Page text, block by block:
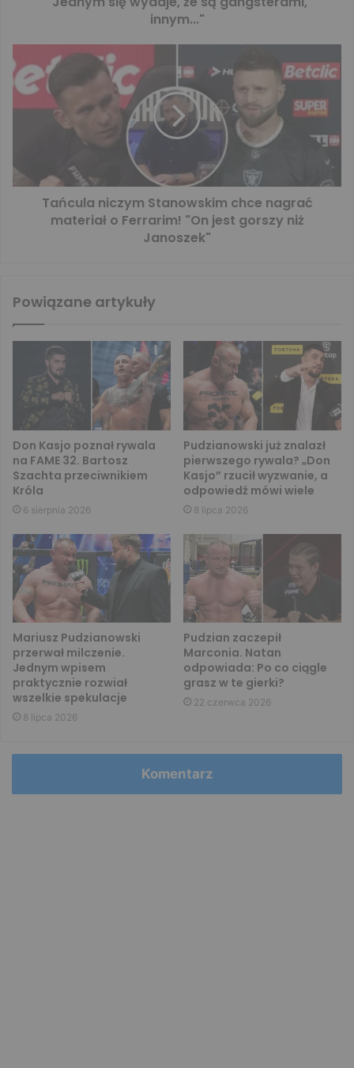
innym..."
Tańcula niczym Stanowskim chce nagrać
materiał o Ferrarim! "On jest gorszy niż
Janoszek"
Powiązane artykuły
Don Kasjo poznał rywala
na FAME 32. Bartosz
Szachta przeciwnikiem
Króla
6 sierpnia 2026
Pudzianowski już znalazł
pierwszego rywala? „Don
Kasjo” rzucił wyzwanie, a
odpowiedź mówi wiele
8 lipca 2026
Mariusz Pudzianowski
przerwał milczenie.
Jednym wpisem
praktycznie rozwiał
wszelkie spekulacje
8 lipca 2026
Pudzian zaczepił
Marconia. Natan
odpowiada: Po co ciągle
grasz w te gierki?
22 czerwca 2026
Komentarz